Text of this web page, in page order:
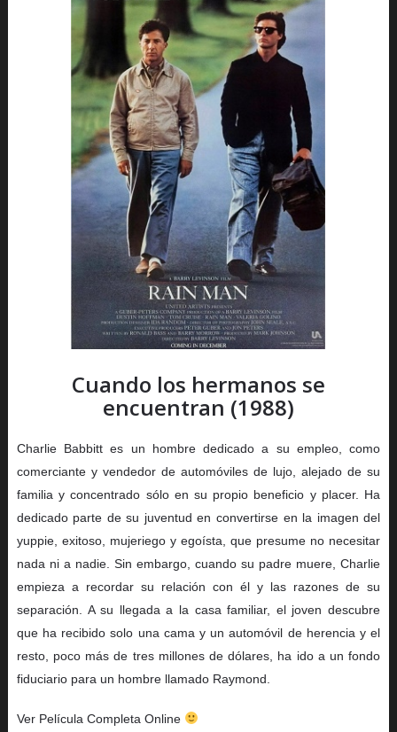
Cuando los hermanos se
encuentran (1988)
Charlie Babbitt es un hombre dedicado a su empleo, como
comerciante y vendedor de automóviles de lujo, alejado de su
familia y concentrado sólo en su propio beneficio y placer. Ha
dedicado parte de su juventud en convertirse en la imagen del
yuppie, exitoso, mujeriego y egoísta, que presume no necesitar
nada ni a nadie. Sin embargo, cuando su padre muere, Charlie
empieza a recordar su relación con él y las razones de su
separación. A su llegada a la casa familiar, el joven descubre
que ha recibido solo una cama y un automóvil de herencia y el
resto, poco más de tres millones de dólares, ha ido a un fondo
fiduciario para un hombre llamado Raymond.
Ver Película Completa Online